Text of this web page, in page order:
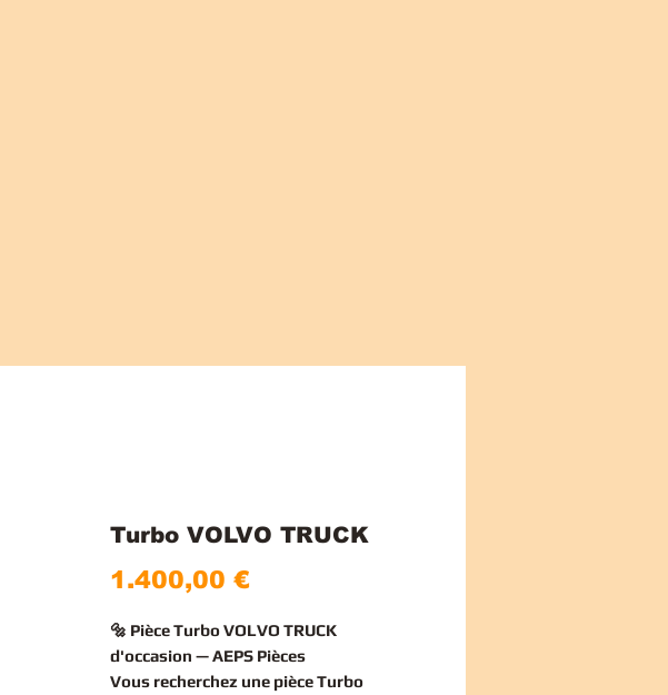
Turbo VOLVO TRUCK
1.400,00 €Price
🔩 Pièce Turbo VOLVO TRUCK
d'occasion — AEPS Pièces
Vous recherchez une pièce Turbo